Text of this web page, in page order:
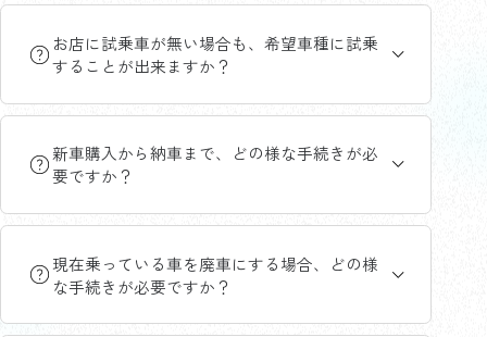
お店に試乗車が無い場合も、希望車種に試乗
することが出来ますか？
新車購入から納車まで、どの様な手続きが必
要ですか？
現在乗っている車を廃車にする場合、どの様
な手続きが必要ですか？